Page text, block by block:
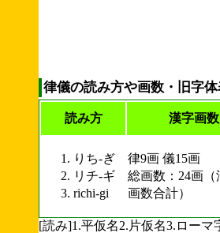
律儀の読み方や画数・旧字
読み方 漢字画数
りち-ぎ
リチ-ギ
richi-gi
律9画 儀15画
総画数：24画（
画数合計）
[読み]1.平仮名2.片仮名3.ローマ